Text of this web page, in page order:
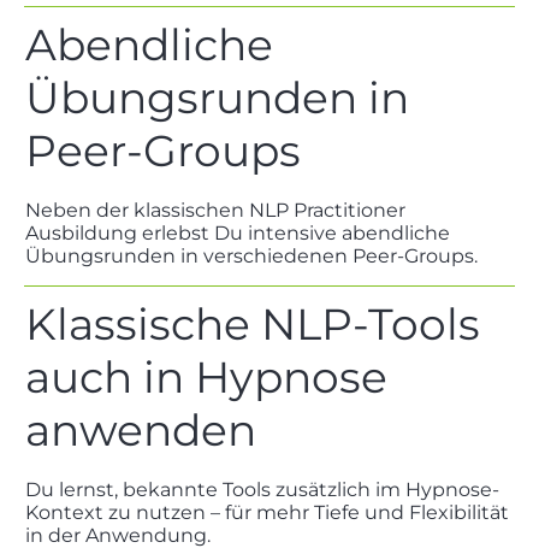
Abendliche
Übungsrunden in
Peer-Groups
Neben der klassischen NLP Practitioner
Ausbildung erlebst Du intensive abendliche
Übungsrunden in verschiedenen Peer-Groups.
Klassische NLP-Tools
auch in Hypnose
anwenden
Du lernst, bekannte Tools zusätzlich im Hypnose-
Kontext zu nutzen – für mehr Tiefe und Flexibilität
in der Anwendung.